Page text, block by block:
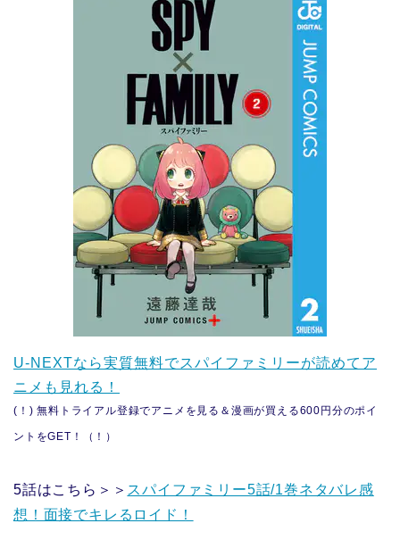
U-NEXTなら実質無料でスパイファミリーが読めてア
ニメも見れる！
(！) 無料トライアル登録でアニメを見る＆漫画が買える600円分のポイ
ントをGET！（！）
5話はこちら＞＞ スパイファミリー5話/1巻ネタバレ感
想！面接でキレるロイド！